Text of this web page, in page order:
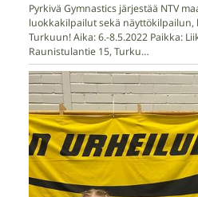
Pyrkivä Gymnastics järjestää NTV
luokkakilpailut sekä näyttökilpailun,
Turkuun! Aika: 6.-8.5.2022 Paikka:
Raunistulantie 15, Turku…